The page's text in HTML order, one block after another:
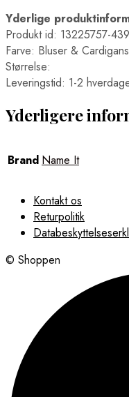
Yderlige
Produkt id: 13225757-
Farve: Bluser &
Størrelse:
Leveringstid: 1-2
Yderligere
Brand Name It
Kontakt os
Returpolitik
© Shoppen